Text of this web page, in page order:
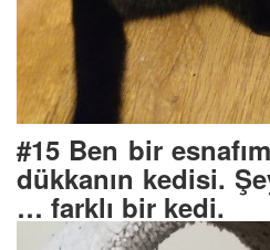
#15 Ben bir
dükkanın kedisi.
… farklı bir kedi.